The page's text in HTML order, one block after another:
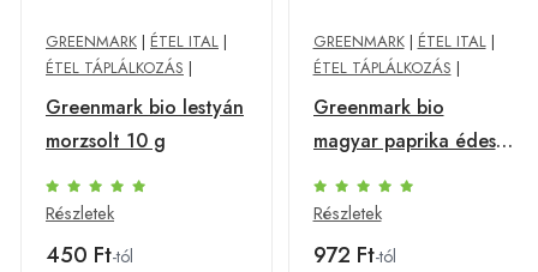
GREENMARK | ÉTEL ITAL |
ÉTEL TÁPLÁLKOZÁS |
Greenmark bio lestyán
morzsolt 10 g
Részletek
450 Ft-tól
GREENMARK| ÉTEL ITAL|
ÉTEL TÁPLÁLKOZÁS |
Greenmark bio
magyar paprika édes
10 g
Részletek
972 Ft-tól